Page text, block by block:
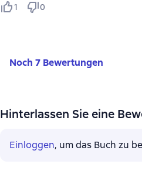
1 0
Noch 7 Bewertungen
Hinterlassen Sie eine
Einloggen, um das Buch zu